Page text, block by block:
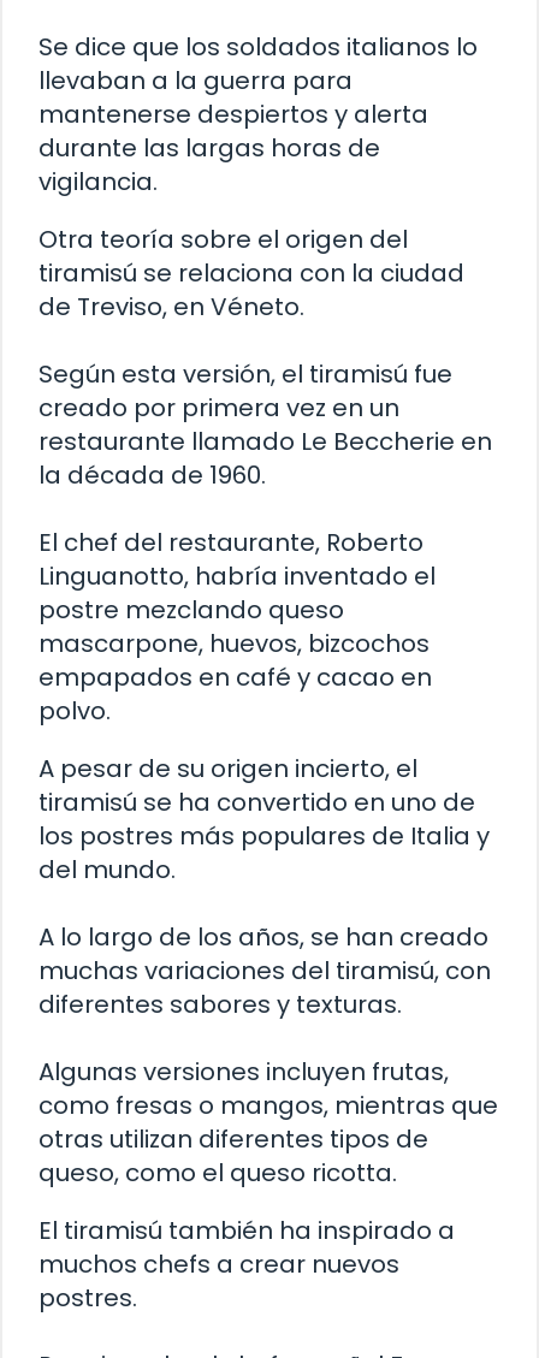
Se dice que los soldados italianos lo
llevaban a la guerra para
mantenerse despiertos y alerta
durante las largas horas de
vigilancia.
Otra teoría sobre el origen del
tiramisú se relaciona con la ciudad
de Treviso, en Véneto.
Según esta versión, el tiramisú fue
creado por primera vez en un
restaurante llamado Le Beccherie en
la década de 1960.
El chef del restaurante, Roberto
Linguanotto, habría inventado el
postre mezclando queso
mascarpone, huevos, bizcochos
empapados en café y cacao en
polvo.
A pesar de su origen incierto, el
tiramisú se ha convertido en uno de
los postres más populares de Italia y
del mundo.
A lo largo de los años, se han creado
muchas variaciones del tiramisú, con
diferentes sabores y texturas.
Algunas versiones incluyen frutas,
como fresas o mangos, mientras que
otras utilizan diferentes tipos de
queso, como el queso ricotta.
El tiramisú también ha inspirado a
muchos chefs a crear nuevos
postres.